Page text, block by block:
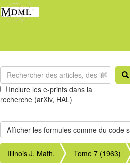
Inclure les e-prints dans la
recherche (arXiv, HAL)
Illinois J. Math. Tome 7 (1963)